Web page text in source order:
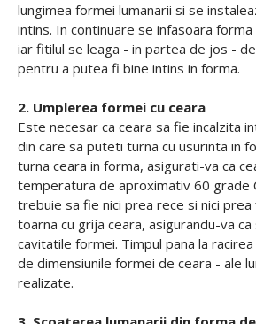
lungimea formei lumanarii si se
intins. In continuare se infasoara forma
iar fitilul se leaga - in partea de jos -
pentru a putea fi bine intins in forma.
2. Umplerea formei cu ceara
Este necesar ca ceara sa fie incalzita
din care sa puteti turna cu usurinta in
turna ceara in forma, asigurati-va ca
temperatura de aproximativ 60 grade
trebuie sa fie nici prea rece si nici prea
toarna cu grija ceara, asigurandu-va
cavitatile formei. Timpul pana la
de dimensiunile formei de ceara - ale
realizate.